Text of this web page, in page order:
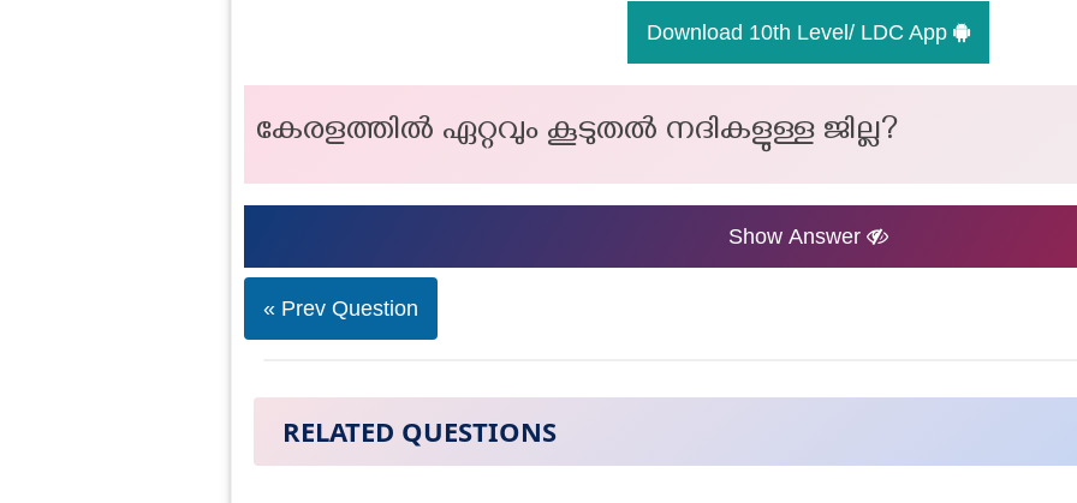
Download 10th Level/ LDC App
കേരളത്തിൽ ഏറ്റവും കൂടുതൽ നദികളുള്ള ജില്ല?
Show Answer
« Prev Question
RELATED QUESTIONS